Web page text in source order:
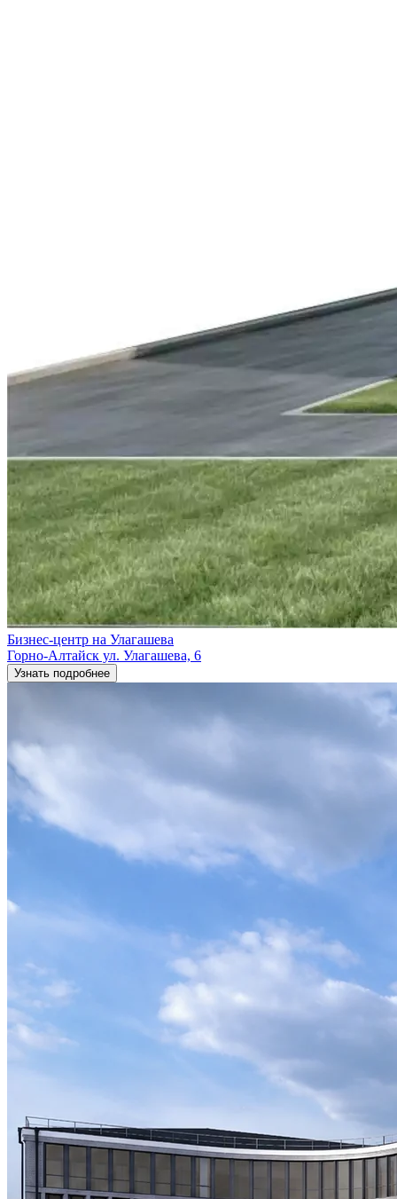
Бизнес-центр на Улагашева
​Горно-Алтайск ул. Улагашева, 6
Узнать подробнее